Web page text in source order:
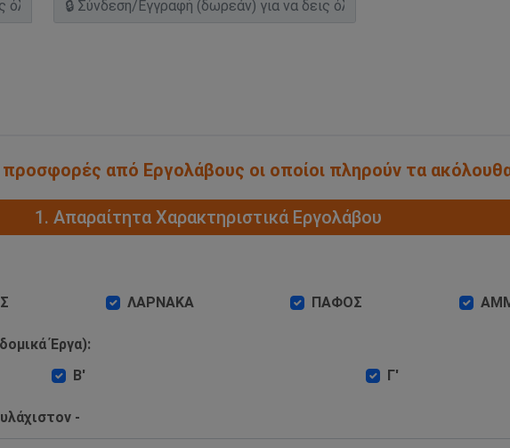
προσφορές από Εργολάβους οι οποίοι πληρούν τα
1. Απαραίτητα Χαρακτηριστικά Εργολάβου
ΛΑΡΝΑΚΑ ΠΑΦΟΣ
Έργα):
Β' Γ'
-